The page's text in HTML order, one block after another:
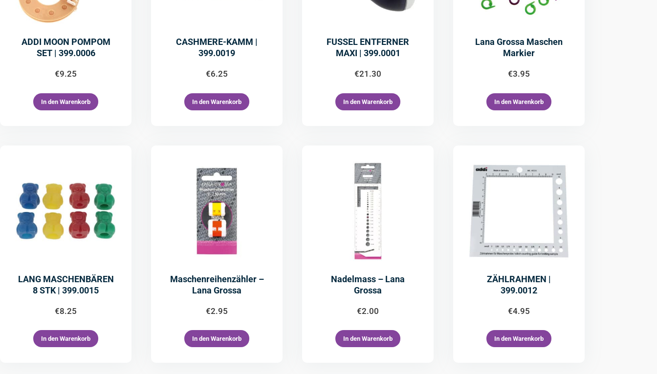
ADDI MOON POMPOM
SET | 399.0006
€9.25
In den Warenkorb
CASHMERE-KAMM |
399.0019
€6.25
In den Warenkorb
FUSSEL ENTFERNER
MAXI | 399.0001
€21.30
In den Warenkorb
Lana Grossa Maschen
Markier
€3.95
In den Warenkorb
LANG MASCHENBÄREN
8 STK | 399.0015
€8.25
In den Warenkorb
Maschenreihenzähler –
Lana Grossa
€2.95
In den Warenkorb
Nadelmass – Lana
Grossa
€2.00
In den Warenkorb
ZÄHLRAHMEN |
399.0012
€4.95
In den Warenkorb